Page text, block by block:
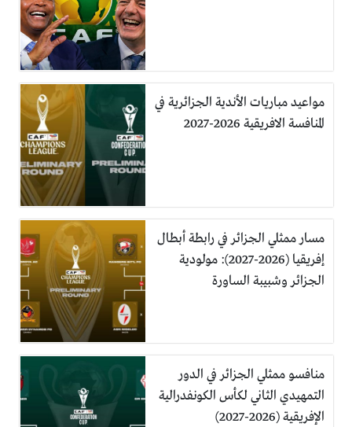
مواعيد مباريات الأندية الجزائرية في
المنافسة الافريقية 2026-2027
مسار ممثلي الجزائر في رابطة أبطال
إفريقيا (2026-2027): مولودية
الجزائر وشبيبة الساورة
منافسو ممثلي الجزائر في الدور
التمهيدي الثاني لكأس الكونفدرالية
الإفريقية (2026-2027)